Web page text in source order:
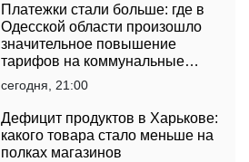
Платежки стали больше: где в
Одесской области произошло
значительное повышение
тарифов на коммунальные
сегодня, 21:00
Дефицит продуктов в Харькове:
какого товара стало меньше на
полках магазинов